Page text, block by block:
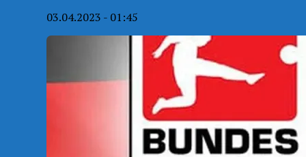
03.04.2023 - 01:45